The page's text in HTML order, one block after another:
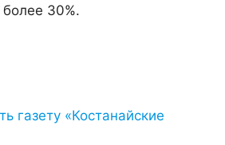
30%.
газету «Костанайские